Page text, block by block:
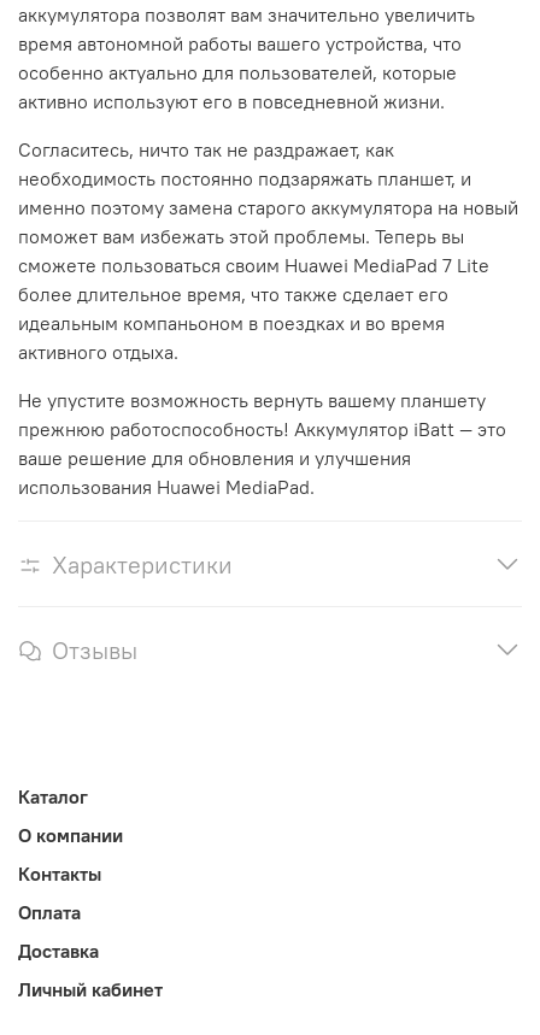
аккумулятора позволят вам значительно увеличить
время автономной работы вашего устройства, что
особенно актуально для пользователей, которые
активно используют его в повседневной жизни.
Согласитесь, ничто так не раздражает, как
необходимость постоянно подзаряжать планшет, и
именно поэтому замена старого аккумулятора на новый
поможет вам избежать этой проблемы. Теперь вы
сможете пользоваться своим Huawei MediaPad 7 Lite
более длительное время, что также сделает его
идеальным компаньоном в поездках и во время
активного отдыха.
Не упустите возможность вернуть вашему планшету
прежнюю работоспособность! Аккумулятор iBatt — это
ваше решение для обновления и улучшения
использования Huawei MediaPad.
Характеристики
Отзывы
Каталог
О компании
Контакты
Оплата
Доставка
Личный кабинет